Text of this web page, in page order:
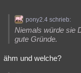
pony2.4 schrieb:
Niemals würde sie
gute Gründe.
ähm und welche?